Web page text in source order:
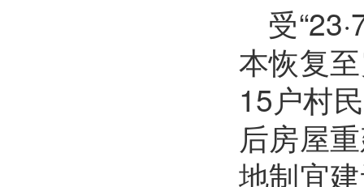
受
本恢复
15户村
后房屋
地制宜